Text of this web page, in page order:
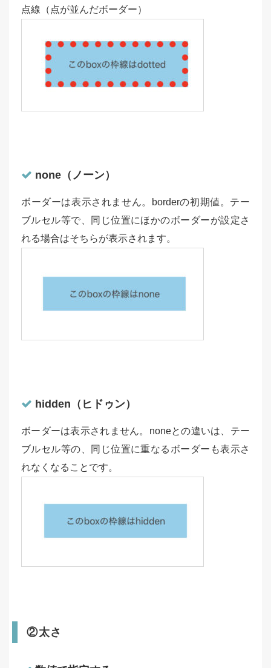
点線（点が並んだボーダー）
none（ノーン）
ボーダーは表示されません。borderの初期値。テー
ブルセル等で、同じ位置にほかのボーダーが設定さ
れる場合はそちらが表示されます。
hidden（ヒドゥン）
ボーダーは表示されません。noneとの違いは、テー
ブルセル等の、同じ位置に重なるボーダーも表示さ
れなくなることです。
②太さ